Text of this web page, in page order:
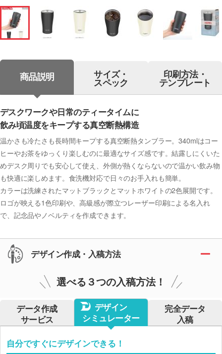
商品説明 サイズ・
スペック
印刷方法・
テンプレート
デスクワークや日常のティータイムに
飲み頃温度をキープする真空断熱構造
温かさも冷たさも長時間キープする真空断熱タンブラー。340mlはコー
ヒーやお茶をゆっくり楽しむのに最適なサイズ感です。結露しにくいた
めデスク周りでも安心して使え、外側が熱くならないので温かい飲み物
も快適に楽しめます。食洗機対応で日々のお手入れも簡単。
カラーは洗練されたマットブラックとマットホワイトの2色展開です。
ロゴが映える1色印刷や、高級感が際立つレーザー印刷による名入れ
で、記念品やノベルティを作成できます。
デザイン作成・入稿方法
選べる３つの入稿方法！
データ作成
サービス
デザイン
シミュレーター
完全データ
入稿
自分ですぐにデザインできる！